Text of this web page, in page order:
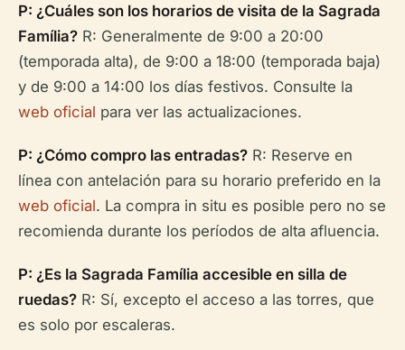
P: ¿Cuáles son los horarios de visita de la Sagrada
Família? R: Generalmente de 9:00 a 20:00
(temporada alta), de 9:00 a 18:00 (temporada baja)
y de 9:00 a 14:00 los días festivos. Consulte la
web oficial para ver las actualizaciones.
P: ¿Cómo compro las entradas? R: Reserve en
línea con antelación para su horario preferido en la
web oficial. La compra in situ es posible pero no se
recomienda durante los períodos de alta afluencia.
P: ¿Es la Sagrada Família accesible en silla de
ruedas? R: Sí, excepto el acceso a las torres, que
es solo por escaleras.